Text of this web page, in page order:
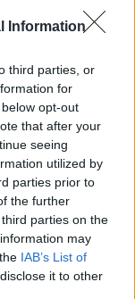
Information
third parties, or
for
opt-out
that after your
seeing
utilized by
parties prior to
the further
parties on the
may
IAB’s List of
it to other
Clown
de clown
au théâtre
et surprenante